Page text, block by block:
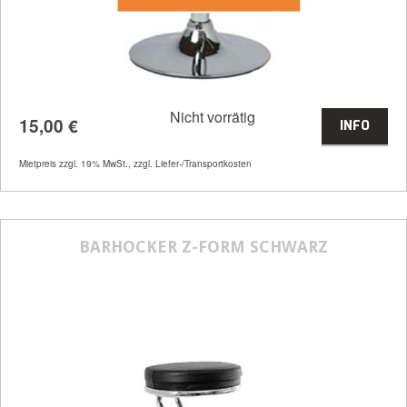
Artikelnummer
32216
Größenangabe:
Ø 37 cm
€
15,00 € Nicht vorrätig INFO
Mietpreis zzgl. 19% MwSt., zzgl. Liefer-/Transportkosten
BARHOCKER Z-FORM SCHWARZ